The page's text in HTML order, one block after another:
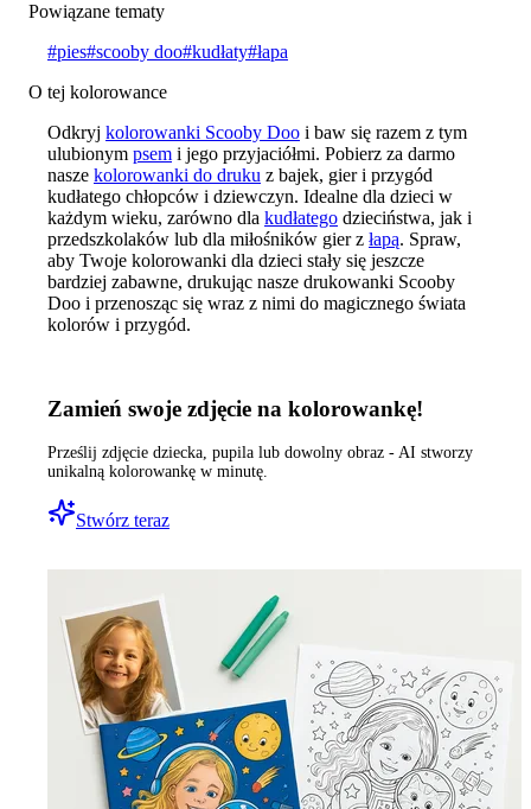
Powiązane tematy
#pies#scooby doo#kudłaty#łapa
O tej kolorowance
Odkryj kolorowanki Scooby Doo i baw się razem z tym
ulubionym psem i jego przyjaciółmi. Pobierz za darmo
nasze kolorowanki do druku z bajek, gier i przygód
kudłatego chłopców i dziewczyn. Idealne dla dzieci w
każdym wieku, zarówno dla kudłatego dzieciństwa, jak i
przedszkolaków lub dla miłośników gier z łapą. Spraw,
aby Twoje kolorowanki dla dzieci stały się jeszcze
bardziej zabawne, drukując nasze drukowanki Scooby
Doo i przenosząc się wraz z nimi do magicznego świata
kolorów i przygód.
Zamień swoje zdjęcie na kolorowankę!
Prześlij zdjęcie dziecka, pupila lub dowolny obraz - AI stworzy
unikalną kolorowankę w minutę.
Stwórz teraz